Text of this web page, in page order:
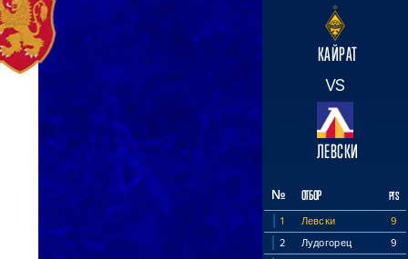
КАЙРАТ
VS
ЛЕВСКИ
№ ОТБОР PTS
1 Левски
9
2
Лудогорец
9